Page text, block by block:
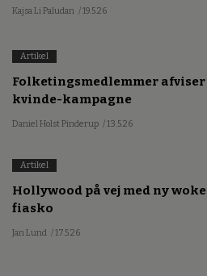
Kajsa Li Paludan / 19.5.26
Artikel
Folketingsmedlemmer afviser
kvinde-kampagne
Daniel Holst Pinderup / 13.5.26
Artikel
Hollywood på vej med ny woke
fiasko
Jan Lund / 17.5.26